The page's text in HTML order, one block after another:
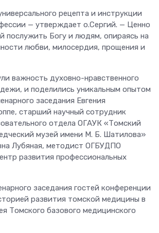
рецепта и инструкции
— утверждает о.Сергий. — Ценно
послужить Богу и людям, опираясь на
любви, милосердия, прощения и
важность духовно-нравственного
и поделились уникальным опытом
заседания Евгения
старший научный сотрудник
отдела ОГАУК «Томский
музей имени М. Б. Шатилова»
Лубяная, методист ОГБУДПО
развития профессиональных
заседания гостей конференции
развития томской медицины в
Томского базового медицинского